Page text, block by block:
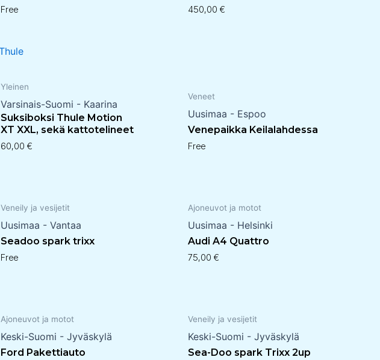
Free 450,00 €
Yleinen
Varsinais-Suomi - Kaarina
Suksiboksi Thule Motion
XT XXL, sekä kattotelineet
60,00 €
Veneet
Uusimaa - Espoo
Venepaikka Keilalahdessa
Free
Veneily ja vesijetit
Uusimaa - Vantaa
Seadoo spark trixx
Free
Ajoneuvot ja motot
Uusimaa - Helsinki
Audi A4 Quattro
75,00 €
Ajoneuvot ja motot
Keski-Suomi - Jyväskylä
Ford Pakettiauto
Veneily ja vesijetit
Keski-Suomi - Jyväskylä
Sea-Doo spark Trixx 2up